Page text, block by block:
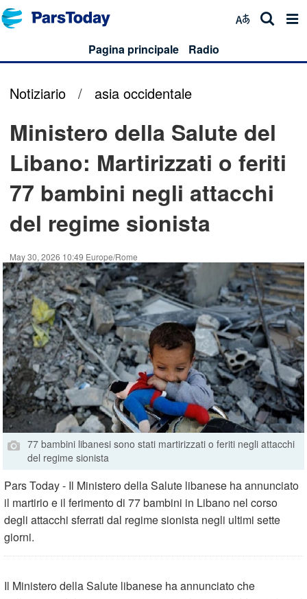
Pagina principale Radio
Notiziario / asia occidentale
Ministero della Salute del
Libano: Martirizzati o feriti
77 bambini negli attacchi
del regime sionista
May 30, 2026 10:49 Europe/Rome
77 bambini libanesi sono stati martirizzati o feriti negli attacchi
del regime sionista
Pars Today - Il Ministero della Salute libanese ha annunciato
il martirio e il ferimento di 77 bambini in Libano nel corso
degli attacchi sferrati dal regime sionista negli ultimi sette
giorni.
Il Ministero della Salute libanese ha annunciato che